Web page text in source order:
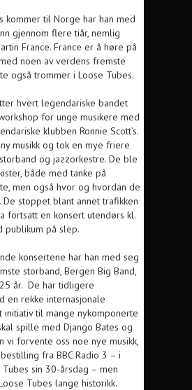
kommer til Norge har han med
gjennom flere tiår, nemlig
France. France er å høre på
noen av verdens fremste
også trommer i Loose Tubes.
hvert legendariske bandet
for unge musikere med
klubben Ronnie Scott’s.
musikk og tok en mye friere
og jazzorkestre. De ble
både med tanke på
men også hvor og hvordan de
stoppet blant annet trafikken
fortsatt en konsert utendørs kl.
publikum på slep.
konsertene har han med seg
storband, Bergen Big Band,
år. De har tidligere
en rekke internasjonale
til mange nykomponerte
spille med Django Bates og
vi forvente oss noe nye musikk,
fra BBC Radio 3 – i
sin 30-årsdag – men
Tubes lange historikk.